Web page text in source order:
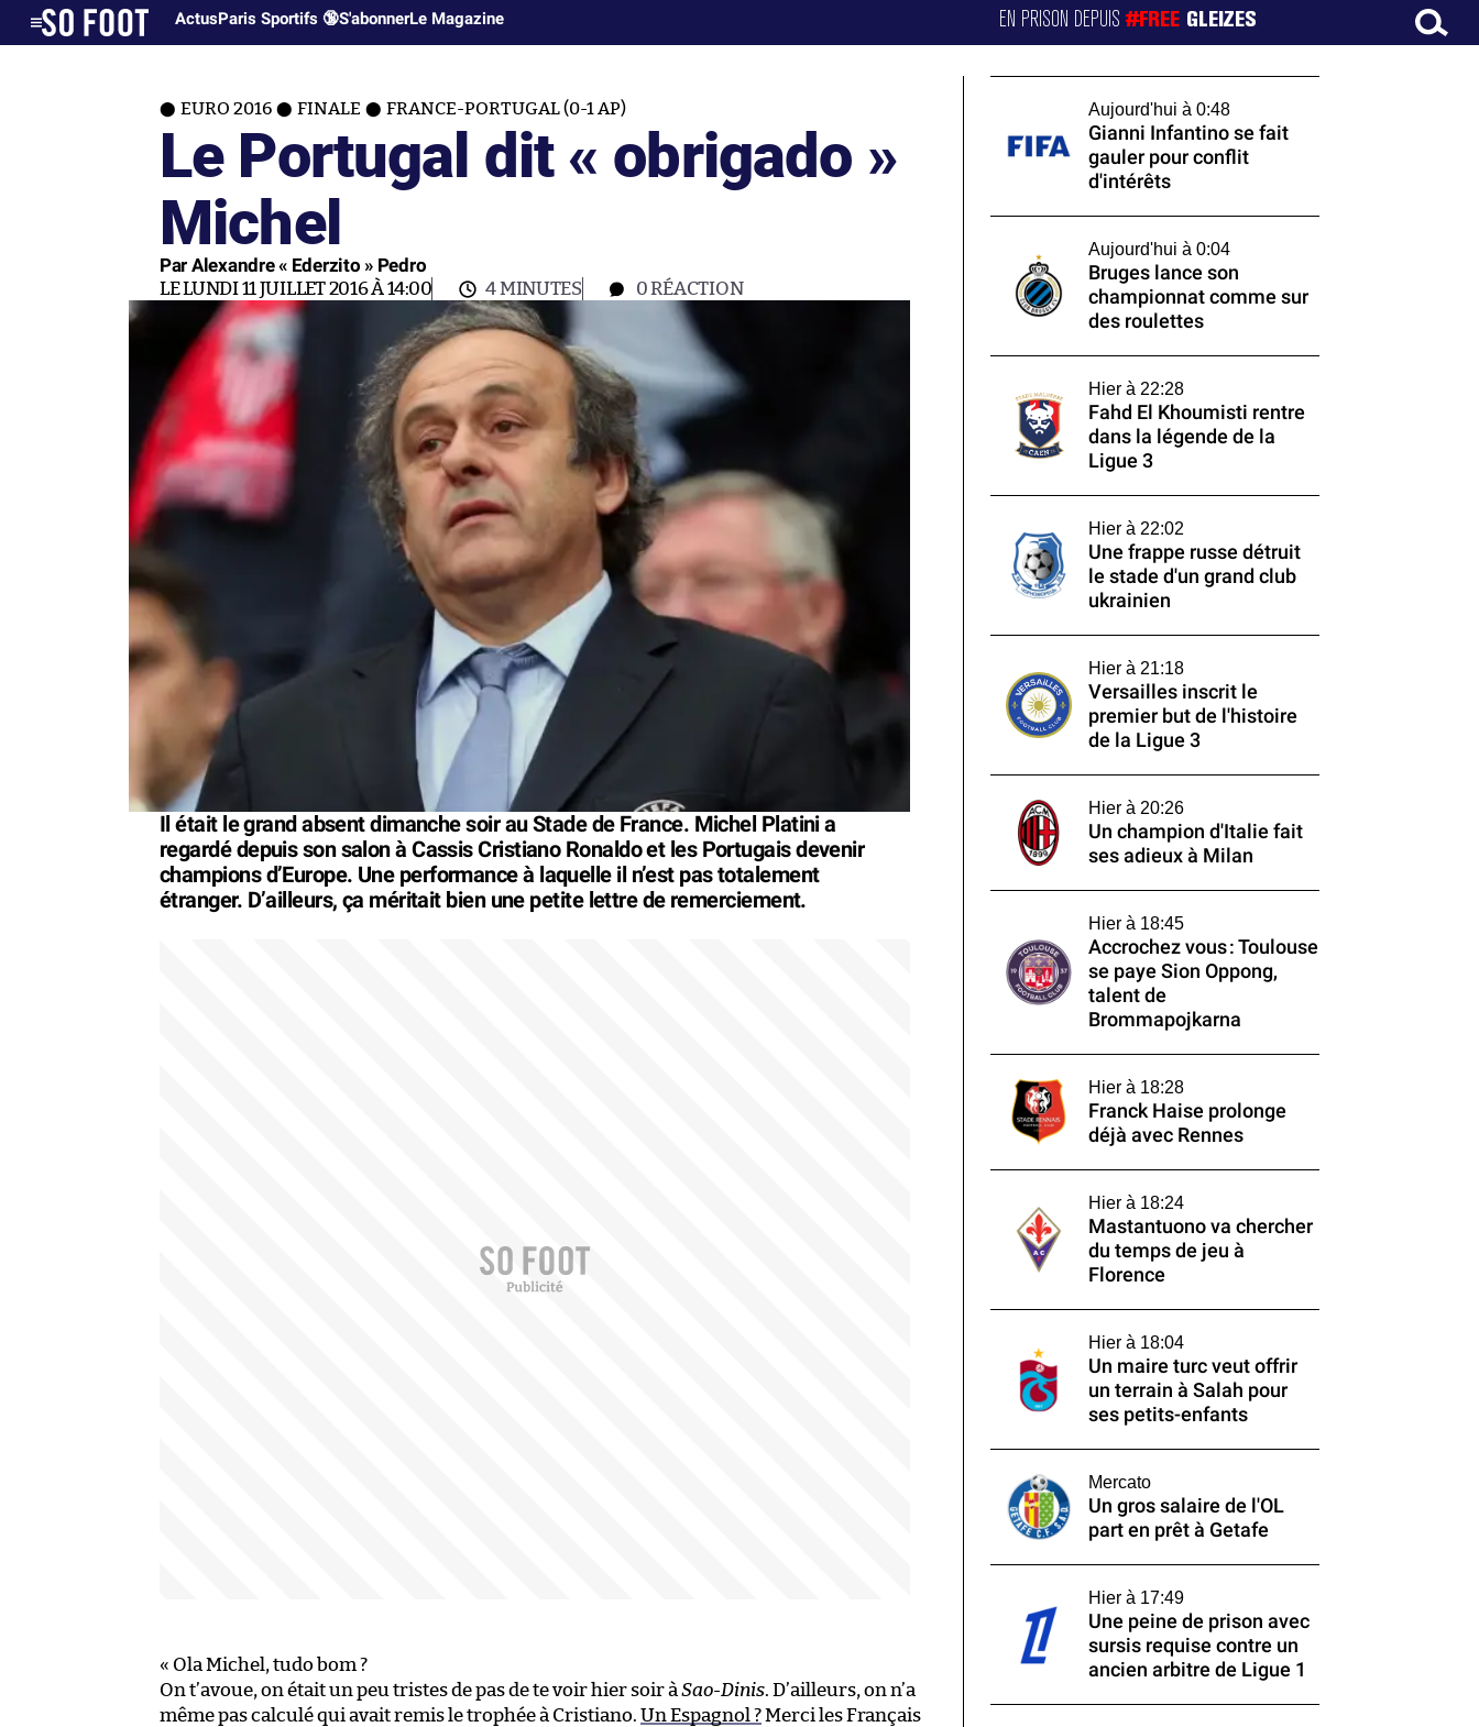
ActusParis Sportifs 🔞S'abonnerLe Magazine EN PRISON DEPUIS#FREE GLEIZES
EURO 2016 FINALE FRANCE-PORTUGAL (0-1 AP)
Le Portugal dit « obrigado »
Michel
Par Alexandre « Ederzito » Pedro
LE LUNDI 11 JUILLET 2016 À 14:00 4 MINUTES 0RÉACTION
Il était le grand absent dimanche soir au Stade de France. Michel Platini a
regardé depuis son salon à Cassis Cristiano Ronaldo et les Portugais devenir
champions d’Europe. Une performance à laquelle il n’est pas totalement
étranger. D’ailleurs, ça méritait bien une petite lettre de remerciement.
« Ola Michel, tudo bom ?
On t’avoue, on était un peu tristes de pas de te voir hier soir à Sao-Dinis. D’ailleurs, on n’a
même pas calculé qui avait remis le trophée à Cristiano. Un Espagnol ?Merci les Français
Aujourd'hui à 0:48
Gianni Infantino se fait
gauler pour conflit
d'intérêts
Aujourd'hui à 0:04
Bruges lance son
championnat comme sur
des roulettes
Hier à 22:28
Fahd El Khoumisti rentre
dans la légende de la
Ligue 3
Hier à 22:02
Une frappe russe détruit
le stade d'un grand club
ukrainien
Hier à 21:18
Versailles inscrit le
premier but de l'histoire
de la Ligue 3
Hier à 20:26
Un champion d'Italie fait
ses adieux à Milan
Hier à 18:45
Accrochez vous : Toulouse
se paye Sion Oppong,
talent de
Brommapojkarna
Hier à 18:28
Franck Haise prolonge
déjà avec Rennes
Hier à 18:24
Mastantuono va chercher
du temps de jeu à
Florence
Hier à 18:04
Un maire turc veut offrir
un terrain à Salah pour
ses petits-enfants
Mercato
Un gros salaire de l'OL
part en prêt à Getafe
Hier à 17:49
Une peine de prison avec
sursis requise contre un
ancien arbitre de Ligue 1